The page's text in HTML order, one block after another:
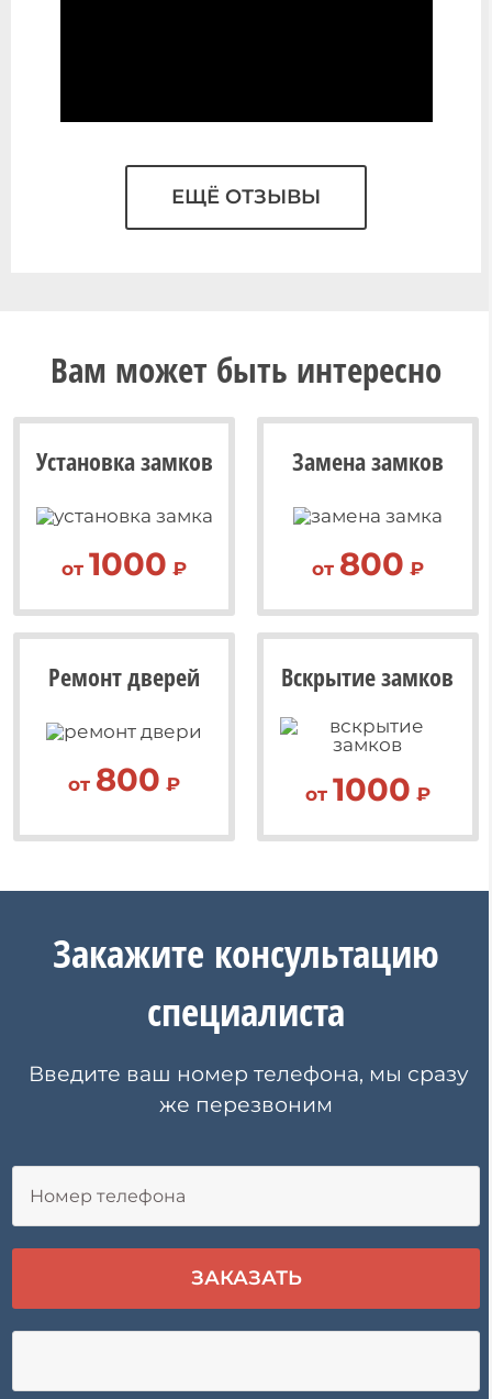
ЕЩЁ ОТЗЫВЫ
Вам может быть интересно
Установка замков
от 1000 ₽
Замена замков
от 800 ₽
Ремонт дверей
от 800 ₽
Вскрытие замков
от 1000 ₽
Закажите консультацию
специалиста
Введите ваш номер телефона, мы сразу
же перезвоним